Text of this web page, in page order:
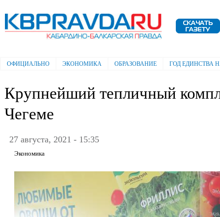
Электронная газета "Кабардино-
Балкарская правда"
Главное меню
ОФИЦИАЛЬНО ЭКОНОМИКА ОБРАЗОВАНИЕ ГОД ЕДИНСТВА
Крупнейший тепличный
Чегеме
27 августа, 2021 - 15:35
Экономика